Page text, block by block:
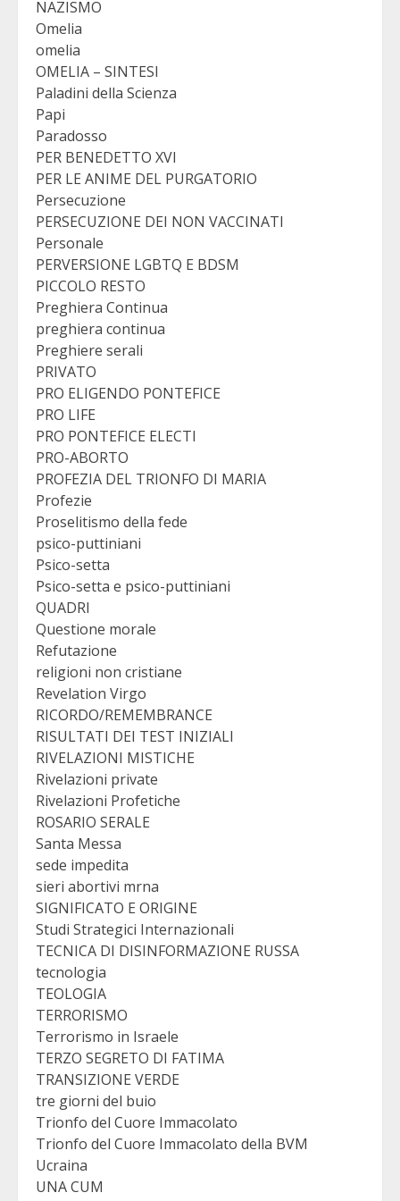
NAZISMO
Omelia
omelia
OMELIA – SINTESI
Paladini della Scienza
Papi
Paradosso
PER BENEDETTO XVI
PER LE ANIME DEL PURGATORIO
Persecuzione
PERSECUZIONE DEI NON VACCINATI
Personale
PERVERSIONE LGBTQ E BDSM
PICCOLO RESTO
Preghiera Continua
preghiera continua
Preghiere serali
PRIVATO
PRO ELIGENDO PONTEFICE
PRO LIFE
PRO PONTEFICE ELECTI
PRO-ABORTO
PROFEZIA DEL TRIONFO DI MARIA
Profezie
Proselitismo della fede
psico-puttiniani
Psico-setta
Psico-setta e psico-puttiniani
QUADRI
Questione morale
Refutazione
religioni non cristiane
Revelation Virgo
RICORDO/REMEMBRANCE
RISULTATI DEI TEST INIZIALI
RIVELAZIONI MISTICHE
Rivelazioni private
Rivelazioni Profetiche
ROSARIO SERALE
Santa Messa
sede impedita
sieri abortivi mrna
SIGNIFICATO E ORIGINE
Studi Strategici Internazionali
TECNICA DI DISINFORMAZIONE RUSSA
tecnologia
TEOLOGIA
TERRORISMO
Terrorismo in Israele
TERZO SEGRETO DI FATIMA
TRANSIZIONE VERDE
tre giorni del buio
Trionfo del Cuore Immacolato
Trionfo del Cuore Immacolato della BVM
Ucraina
UNA CUM